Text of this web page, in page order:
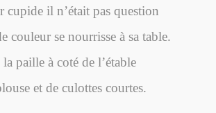
cupide il n’était pas question
couleur se nourrisse à sa table.
paille à coté de l’étable
et de culottes courtes.